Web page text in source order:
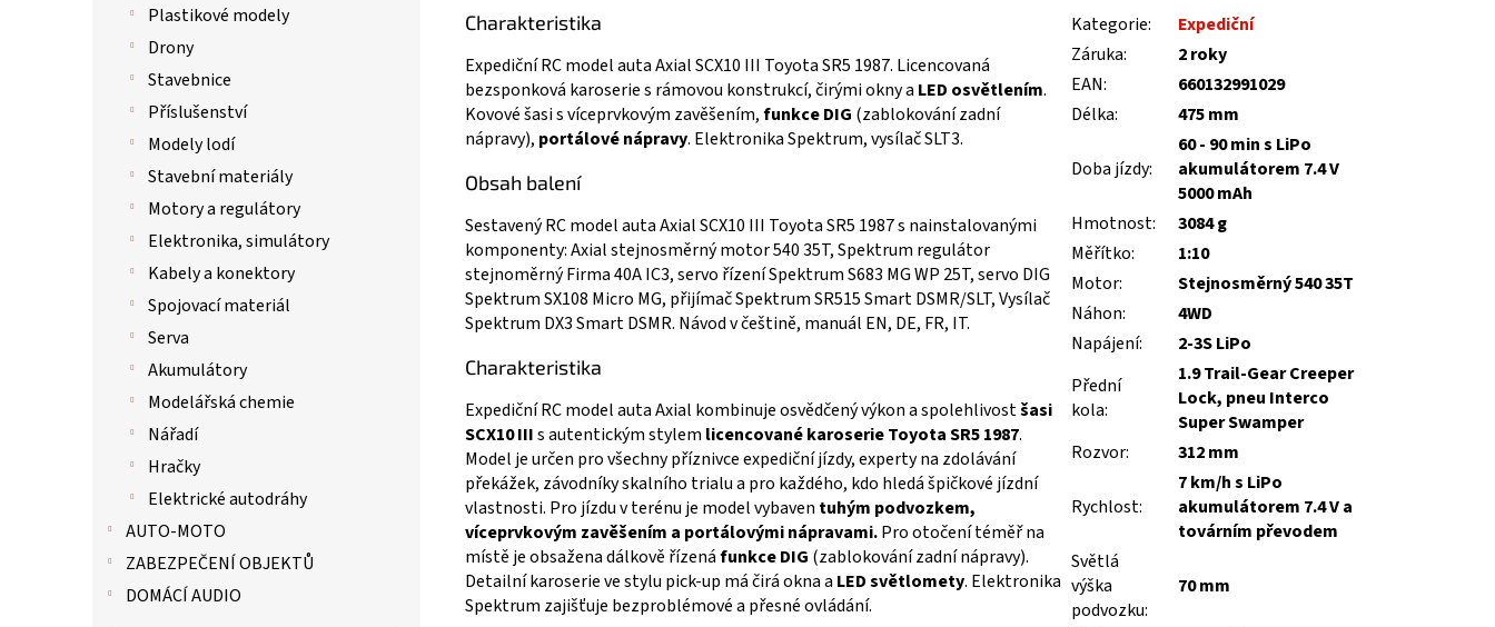
Plastikové modely
Drony
Stavebnice
Příslušenství
Modely lodí
Stavební materiály
Motory a regulátory
Elektronika, simulátory
Kabely a konektory
Spojovací materiál
Serva
Akumulátory
Modelářská chemie
Nářadí
Hračky
Elektrické autodráhy
AUTO-MOTO
ZABEZPEČENÍ OBJEKTŮ
DOMÁCÍ AUDIO
Charakteristika
Expediční RC model auta Axial SCX10 III Toyota SR5 1987. Licencovaná
bezsponková karoserie s rámovou konstrukcí, čirými okny a LED osvětlením.
Kovové šasi s víceprvkovým zavěšením,funkce DIG (zablokování zadní
nápravy), portálové nápravy. Elektronika Spektrum, vysílač SLT3.
Obsah balení
Sestavený RC model auta Axial SCX10 III Toyota SR5 1987 s nainstalovanými
komponenty: Axial stejnosměrný motor 540 35T, Spektrum regulátor
stejnoměrný Firma 40A IC3, servo řízení Spektrum S683 MG WP 25T, servo DIG
Spektrum SX108 Micro MG, přijímač Spektrum SR515 Smart DSMR/SLT, Vysílač
Spektrum DX3 Smart DSMR. Návod v češtině, manuál EN, DE, FR, IT.
Charakteristika
Expediční RC model auta Axial kombinuje osvědčený výkon a spolehlivostšasi
SCX10 IIIs autentickým stylem licencované karoserie Toyota SR5 1987.
Model je určen pro všechny příznivce expediční jízdy, experty na zdolávání
překážek, závodníky skalního trialu a pro každého, kdo hledá špičkové jízdní
vlastnosti. Pro jízdu v terénu je model vybaven tuhým podvozkem,
víceprvkovým zavěšením a portálovými nápravami.Pro otočení téměř na
místě je obsažena dálkově řízenáfunkce DIG (zablokování zadní nápravy).
Detailní karoserie ve stylu pick-up má čirá okna a LED světlomety. Elektronika
Spektrum zajišťuje bezproblémové a přesné ovládání.
Kategorie:
Expediční
Záruka:
2 roky
EAN:
660132991029
Délka: 475 mm
Doba jízdy:
60 - 90 min s LiPo
akumulátorem 7.4 V
5000 mAh
Hmotnost:
3084 g
Měřítko:
1:10
Motor:
Stejnosměrný 540 35T
Náhon:
4WD
Napájení:
2-3S LiPo
Přední
kola:
1.9 Trail-Gear Creeper
Lock, pneu Interco
Super Swamper
Rozvor: 312 mm
Rychlost:
7 km/h s LiPo
akumulátorem 7.4 V a
továrním převodem
Světlá
výška
podvozku:
70 mm